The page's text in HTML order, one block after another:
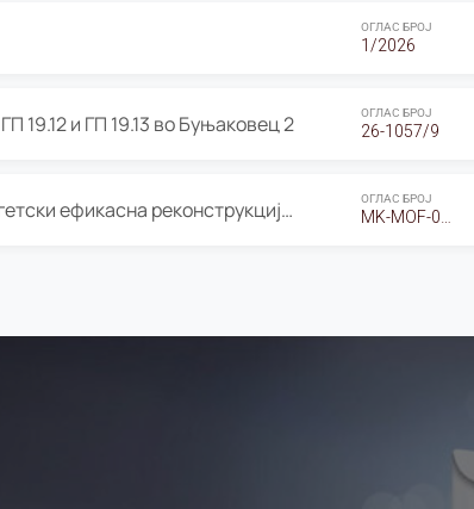
ОГЛАС БРОЈ
1/2026
19.12 и ГП 19.13 во Буњаковец 2 ОГЛАС БРОЈ
26-1057/9
Оглас за Барање понуди за “Енергетски ефикасна реконструкција на објектот ООУ „Св. Кирил и Методиј" ОГЛАС БРОЈ